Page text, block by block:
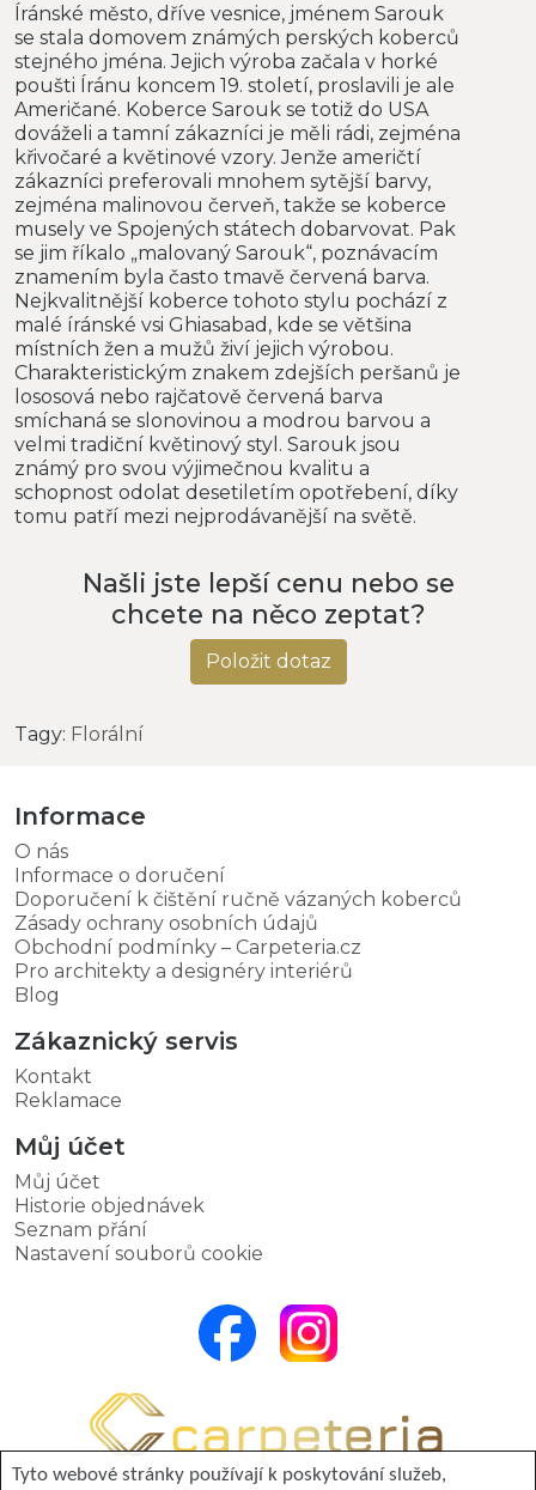
Íránské město, dříve vesnice, jménem Sarouk
se stala domovem známých perských koberců
stejného jména. Jejich výroba začala v horké
poušti Íránu koncem 19. století, proslavili je ale
Američané. Koberce Sarouk se totiž do USA
dováželi a tamní zákazníci je měli rádi, zejména
křivočaré a květinové vzory. Jenže američtí
zákazníci preferovali mnohem sytější barvy,
zejména malinovou červeň, takže se koberce
musely ve Spojených státech dobarvovat. Pak
se jim říkalo „malovaný Sarouk“, poznávacím
znamením byla často tmavě červená barva.
Nejkvalitnější koberce tohoto stylu pochází z
malé íránské vsi Ghiasabad, kde se většina
místních žen a mužů živí jejich výrobou.
Charakteristickým znakem zdejších peršanů je
lososová nebo rajčatově červená barva
smíchaná se slonovinou a modrou barvou a
velmi tradiční květinový styl. Sarouk jsou
známý pro svou výjimečnou kvalitu a
schopnost odolat desetiletím opotřebení, díky
tomu patří mezi nejprodávanější na světě.
Našli jste lepší cenu nebo se
chcete na něco zeptat?
Položit dotaz
Tagy: Florální
Informace
O nás
Informace o doručení
Doporučení k čištění ručně vázaných koberců
Zásady ochrany osobních údajů
Obchodní podmínky – Carpeteria.cz
Pro architekty a designéry interiérů
Blog
Zákaznický servis
Kontakt
Reklamace
Můj účet
Můj účet
Historie objednávek
Seznam přání
Nastavení souborů cookie
Tyto webové stránky používají k poskytování služeb,